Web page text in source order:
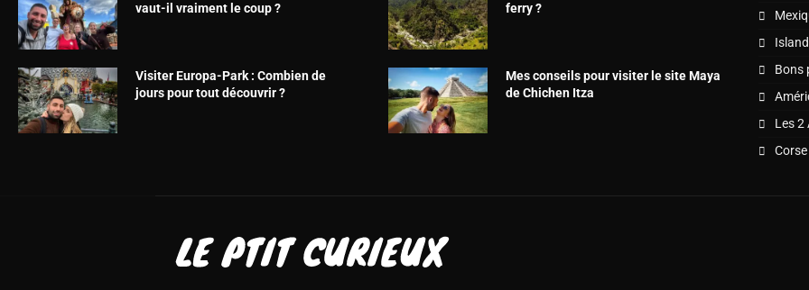
vaut-il vraiment le coup ?
Visiter Europa-Park : Combien de
jours pour tout découvrir ?
ferry ?
Mes conseils pour visiter le site Maya
de Chichen Itza
Bons
Les 2
Corse